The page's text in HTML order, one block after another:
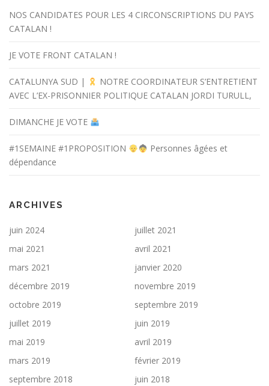
NOS CANDIDATES POUR LES 4 CIRCONSCRIPTIONS DU PAYS
CATALAN !
JE VOTE FRONT CATALAN !
CATALUNYA SUD |
NOTRE COORDINATEUR S’ENTRETIENT
AVEC L’EX-PRISONNIER POLITIQUE CATALAN JORDI TURULL,
DIMANCHE JE VOTE
#1SEMAINE #1PROPOSITION
Personnes âgées et
dépendance
ARCHIVES
juin 2024
juillet 2021
mai 2021
avril 2021
mars 2021
janvier 2020
décembre 2019
novembre 2019
octobre 2019
septembre 2019
juillet 2019
juin 2019
mai 2019
avril 2019
mars 2019
février 2019
septembre 2018
juin 2018